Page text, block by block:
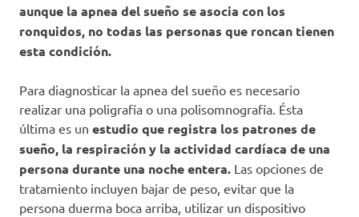
aunque la apnea del sueño se asocia con los
ronquidos, no todas las personas que roncan tienen
esta condición.
Para diagnosticar la apnea del sueño es necesario
realizar una poligrafía o una polisomnografía. Ésta
última es un estudio que registra los patrones de
sueño, la respiración y la actividad cardíaca de una
persona durante una noche entera. Las opciones de
tratamiento incluyen bajar de peso, evitar que la
persona duerma boca arriba, utilizar un dispositivo